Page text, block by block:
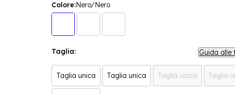
Colore:Nero/Nero
Taglia: Guida alle
Taglia unica Taglia unica Taglia unica Taglia